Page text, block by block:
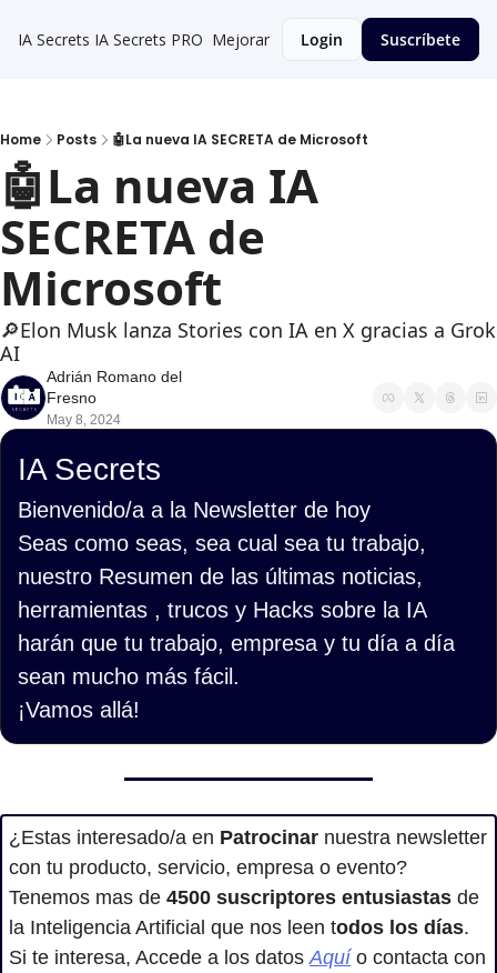
IA Secrets IA Secrets PRO Mejorar Login Suscríbete
Home Posts 🤖La nueva IA SECRETA de Microsoft
🤖La nueva IA
SECRETA de
Microsoft
🔎Elon Musk lanza Stories con IA en X gracias a Grok
AI
Adrián Romano del
Fresno
May 8, 2024
IA Secrets
Bienvenido/a a la Newsletter de hoy
Seas como seas, sea cual sea tu trabajo,
nuestro Resumen de las últimas noticias,
herramientas , trucos y Hacks sobre la IA
harán que tu trabajo, empresa y tu día a día
sean mucho más fácil.
¡Vamos allá!
¿Estas interesado/a en Patrocinar nuestra newsletter
con tu producto, servicio, empresa o evento?
Tenemos mas de 4500 suscriptores entusiastas de
la Inteligencia Artificial que nos leen todos los días.
Si te interesa, Accede a los datos Aquí o contacta con